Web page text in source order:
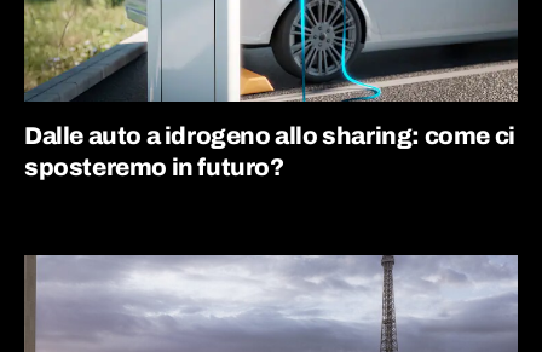
Dalle auto a idrogeno allo sharing: come ci
sposteremo in futuro?